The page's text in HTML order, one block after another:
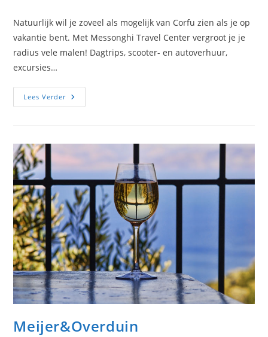
op:
Natuurlijk wil je zoveel als mogelijk van Corfu zien als je op
vakantie bent. Met Messonghi Travel Center vergroot je je
radius vele malen! Dagtrips, scooter- en autoverhuur,
excursies…
Lees VerderMessonghi
Travel
Meijer&Overduin